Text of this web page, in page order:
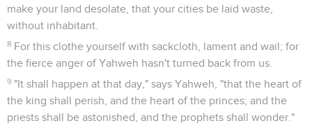
make your land desolate, that your cities be laid waste,
without inhabitant.
8 For this clothe yourself with sackcloth, lament and wail; for
the fierce anger of Yahweh hasn't turned back from us.
9 "It shall happen at that day," says Yahweh, "that the heart of
the king shall perish, and the heart of the princes; and the
priests shall be astonished, and the prophets shall wonder."